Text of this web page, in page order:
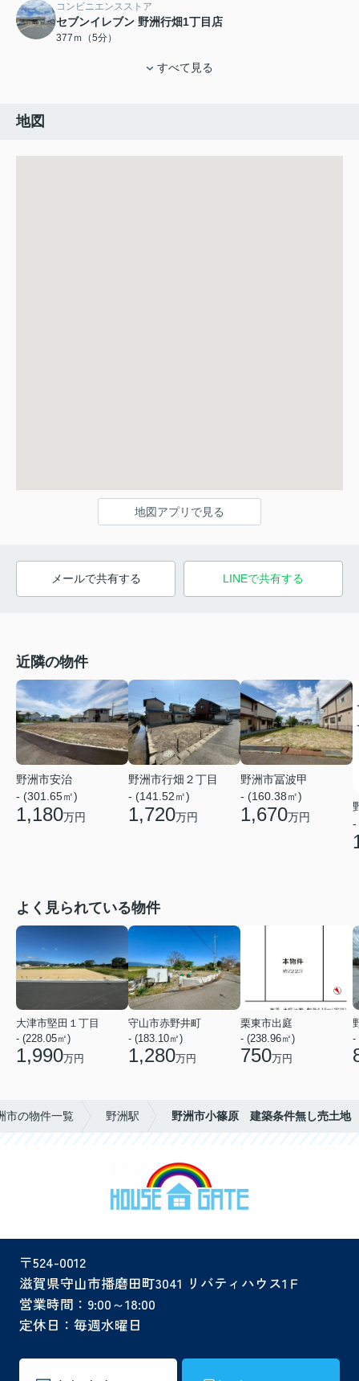
コンビニエンスストア
セブンイレブン 野洲行畑1丁目店
377ｍ（5分）
すべて見る
地図
地図アプリで見る
メールで共有する LINEで共有する
近隣の物件
野洲市安治
- (301.65㎡)
1,180万円
野洲市行畑２丁目
- (141.52㎡)
1,720万円
野洲市冨波甲
- (160.38㎡)
1,670万円
-
よく見られている物件
大津市堅田１丁目
- (228.05㎡)
1,990万円
守山市赤野井町
- (183.10㎡)
1,280万円
栗東市出庭
- (238.96㎡)
750万円
-
市の物件一覧 野洲駅 野洲市小篠原 建築条件無し売土地
〒524-0012
滋賀県守山市播磨田町3041 リバティハウス1Ｆ
営業時間：9:00～18:00
定休日：毎週水曜日